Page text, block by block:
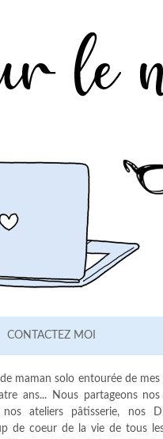
CONTACTEZ MOI
maman solo entourée de mes
ans... Nous partageons nos
ateliers pâtisserie, nos
de coeur de la vie de tous